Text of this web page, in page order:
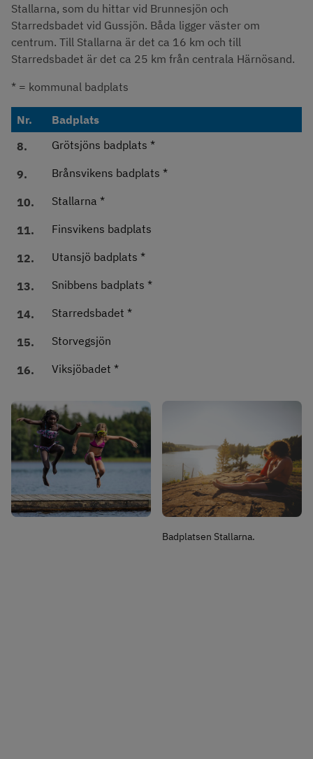
Stallarna, som du hittar vid Brunnesjön och
Starredsbadet vid Gussjön. Båda ligger väster om
centrum. Till Stallarna är det ca 16 km och till
Starredsbadet är det ca 25 km från centrala Härnösand.
* = kommunal badplats
Insjöbad
Nr.
Badplats
8.
Grötsjöns badplats *
9. Brånsvikens badplats *
10. Stallarna *
11. Finsvikens badplats
12. Utansjö badplats *
13. Snibbens badplats *
14. Starredsbadet *
15. Storvegsjön
16. Viksjöbadet *
Badplatsen Stallarna.